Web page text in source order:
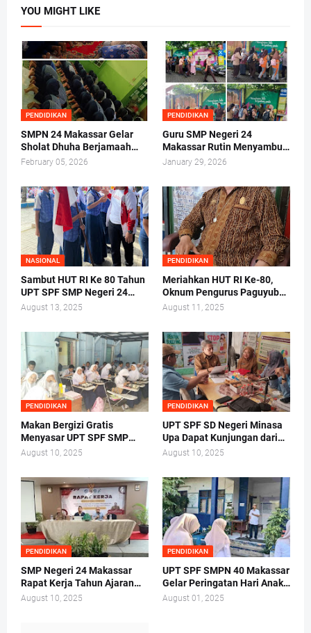
YOU MIGHT LIKE
PENDIDIKAN
SMPN 24 Makassar Gelar
Sholat Dhuha Berjamaah
Sebelum Kegiatan Belajar
February 05, 2026
PENDIDIKAN
Guru SMP Negeri 24
Makassar Rutin Menyambut
Siswa di Gerbang
January 29, 2026
NASIONAL
Sambut HUT RI Ke 80 Tahun
UPT SPF SMP Negeri 24
Makassar Gelar Pelantikan
2026.
August 13, 2025
PENDIDIKAN
Meriahkan HUT RI Ke-80,
Oknum Pengurus Paguyuban
SDN Labuang Baji 2 Pungut
August 11, 2025
PENDIDIKAN
Makan Bergizi Gratis
Menyasar UPT SPF SMP
Negeri 40 Makassar
August 10, 2025
PENDIDIKAN
UPT SPF SD Negeri Minasa
Upa Dapat Kunjungan dari
Tim Lembaga Administrasi
August 10, 2025
PENDIDIKAN
SMP Negeri 24 Makassar
Rapat Kerja Tahun Ajaran
2025/2026 di Hotel Whiz
August 10, 2025
PENDIDIKAN
UPT SPF SMPN 40 Makassar
Gelar Peringatan Hari Anak
Nasional Tahun 2025
August 01, 2025